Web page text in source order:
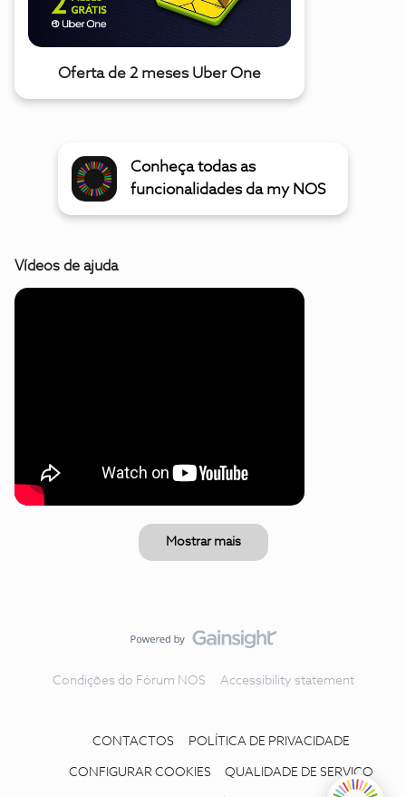
Oferta de 2 meses Uber One
Conheça todas as
funcionalidades da my NOS
Vídeos de ajuda
Mostrar mais
Condições do Fórum NOS Accessibility statement
CONTACTOS POLÍTICA DE PRIVACIDADE
CONFIGURAR COOKIES QUALIDADE DE SERVIÇO